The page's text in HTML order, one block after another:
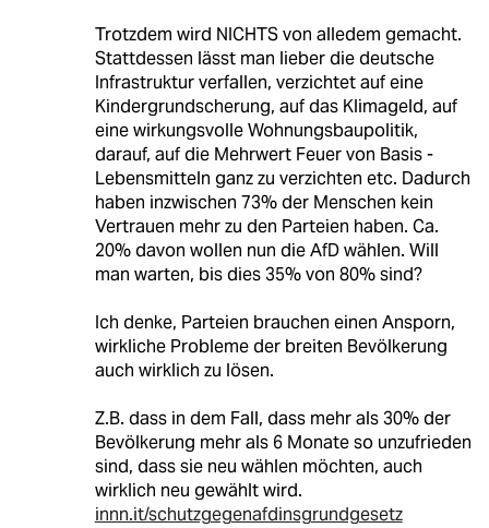
Trotzdem wird NICHTS von alledem gemacht.
Stattdessen lässt man lieber die deutsche
Infrastruktur verfallen, verzichtet auf eine
Kindergrundscherung, auf das Klimageld, auf
eine wirkungsvolle Wohnungsbaupolitik,
darauf, auf die Mehrwert Feuer von Basis -
Lebensmitteln ganz zu verzichten etc. Dadurch
haben inzwischen 73% der Menschen kein
Vertrauen mehr zu den Parteien haben. Ca.
20% davon wollen nun die AfD wählen. Will
man warten, bis dies 35% von 80% sind?
Ich denke, Parteien brauchen einen Ansporn,
wirkliche Probleme der breiten Bevölkerung
auch wirklich zu lösen.
Z.B. dass in dem Fall, dass mehr als 30% der
Bevölkerung mehr als 6 Monate so unzufrieden
sind, dass sie neu wählen möchten, auch
wirklich neu gewählt wird.
innn.it/schutzgegenafdinsgrundgesetz